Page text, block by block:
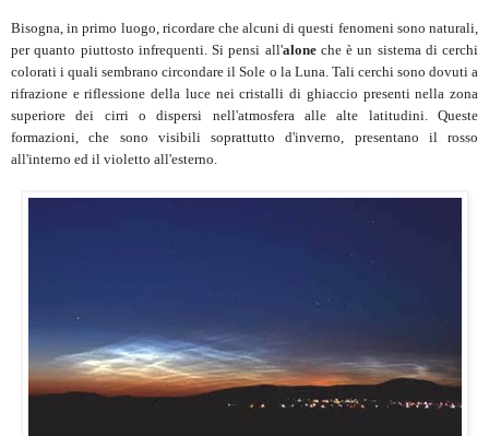
Bisogna, in primo luogo, ricordare che alcuni di questi fenomeni sono naturali,
per quanto piuttosto infrequenti. Si pensi all'aloneche è un sistema di cerchi
colorati i quali sembrano circondare il Sole o la Luna. Tali cerchi sono dovuti a
rifrazione e riflessione della luce nei cristalli di ghiaccio presenti nella zona
superiore dei cirri o dispersi nell'atmosfera alle alte latitudini. Queste
formazioni, che sono visibili soprattutto d'inverno, presentano il rosso
all'interno ed il violetto all'esterno.